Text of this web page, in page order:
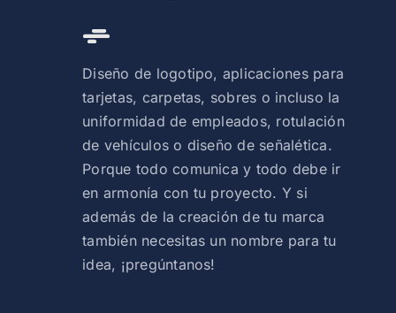
Diseño de logotipo, aplicaciones para
tarjetas, carpetas, sobres o incluso la
uniformidad de empleados, rotulación
de vehículos o diseño de señalética.
Porque todo comunica y todo debe ir
en armonía con tu proyecto. Y si
además de la creación de tu marca
también necesitas un nombre para tu
idea, ¡pregúntanos!